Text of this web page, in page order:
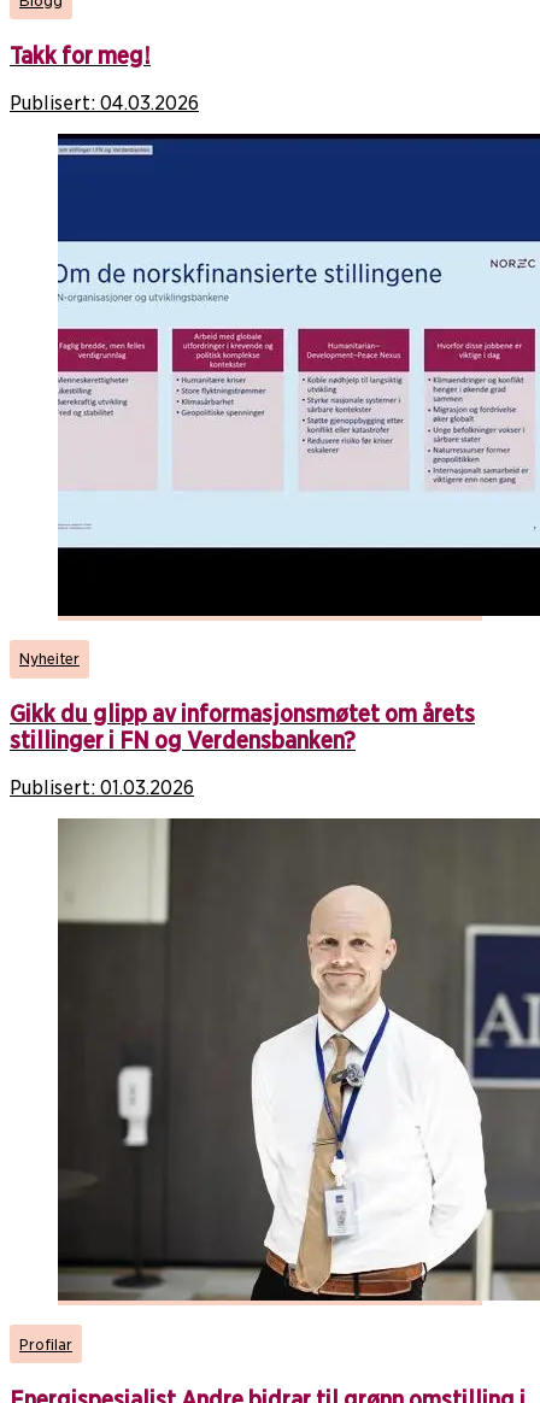
Takk for meg!
Publisert: 04.03.2026
Nyheiter
Gikk du glipp av informasjonsmøtet om årets
stillinger i FN og Verdensbanken?
Publisert: 01.03.2026
Profilar